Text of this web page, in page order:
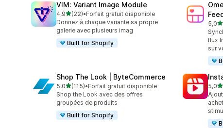
VIM: Variant Image Module
4,9étoile(s) sur 5
(22)
22 avis au total
•Forfait gratuit disponible
Donnez à chaque variante sa propre
galerie avec plusieurs imag
Built for Shopify
5,0
81
flux
sur
Shop The Look | ByteCommerce
5,0étoile(s) sur 5
(115)
115 avis au total
•Forfait gratuit disponible
Shop the Look avec des offres
groupées de produits
Built for Shopify
5,0
5